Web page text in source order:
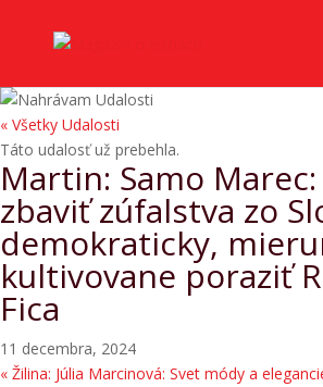
« Všetky Udalosti
Táto udalosť už prebehla.
Martin: Samo Marec:
zbaviť zúfalstva zo
demokraticky,
kultivovane poraziť
Fica
11 decembra, 2024
« Žilina: Júlia Marcinová: Svet módy a